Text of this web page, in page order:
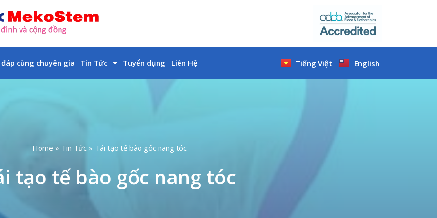
đáp cùng chuyên gia Tin Tức Tuyển dụng Liên Hệ Tiếng Việt English
Home Tin Tức Tái tạo tế bào gốc nang tóc
tạo tế bào gốc nang tóc